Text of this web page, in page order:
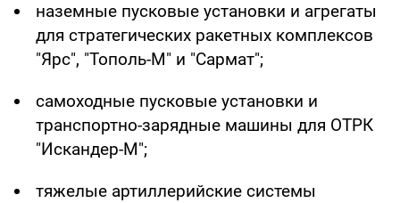
наземные пусковые установки и агрегаты
для стратегических ракетных комплексов
"Ярс", "Тополь-М" и "Сармат";
самоходные пусковые установки и
транспортно-зарядные машины для ОТРК
"Искандер-М";
тяжелые артиллерийские системы